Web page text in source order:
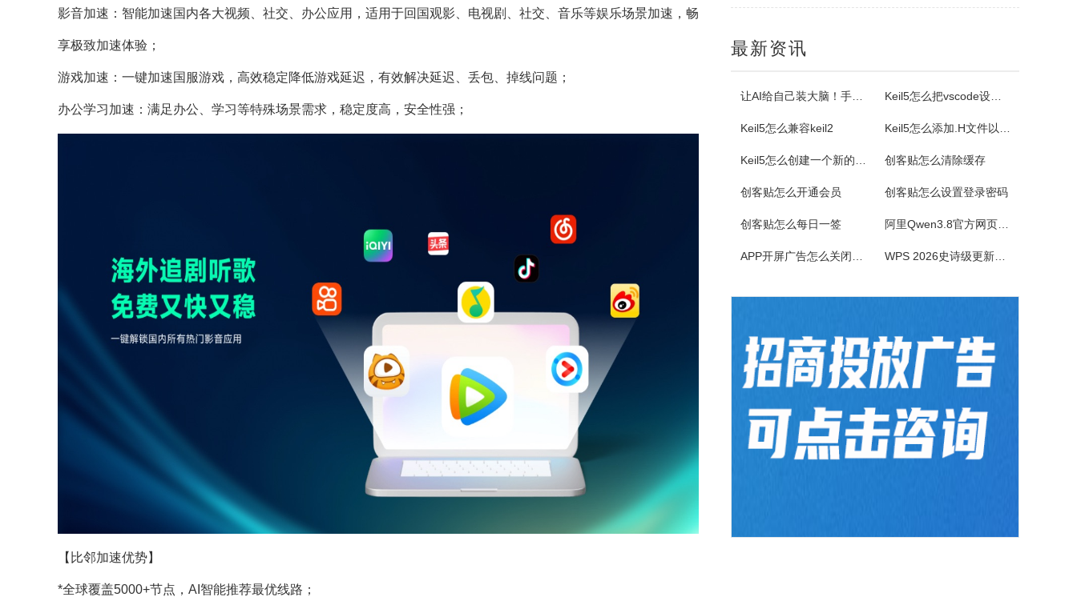
影音加速：智能加速国内各大视频、社交、办公应用，适用于回国观影、电视剧、社交、音乐等娱乐场景加速，畅
享极致加速体验；
游戏加速：一键加速国服游戏，高效稳定降低游戏延迟，有效解决延迟、丢包、掉线问题；
办公学习加速：满足办公、学习等特殊场景需求，稳定度高，安全性强；
【比邻加速优势】
*全球覆盖5000+节点，AI智能推荐最优线路；
Blaze MediaPro
最新资讯
让AI给自己装大脑！手把手教你学会安装使用Agent Skill Keil5怎么把vscode设置外部编辑器
Keil5怎么兼容keil2 Keil5怎么添加.H文件以及Keil5添加.H文件的方法
Keil5怎么创建一个新的51单片机项目 创客贴怎么清除缓存
创客贴怎么开通会员 创客贴怎么设置登录密码
创客贴怎么每日一签 阿里Qwen3.8官方网页版入口
APP开屏广告怎么关闭？3招彻底关闭跳转 WPS 2026史诗级更新！重构存储管理，深度融合AI应用